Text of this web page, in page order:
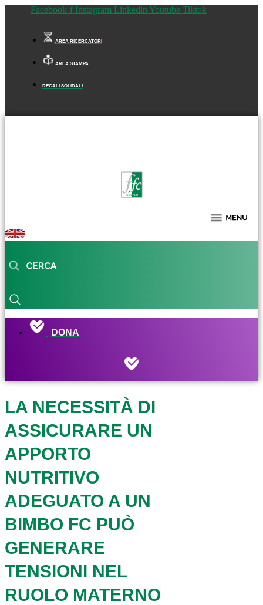
Facebook-f Instagram Linkedin Youtube Tiktok
AREA RICERCATORI
AREA STAMPA
REGALI SOLIDALI
DONA
LA NECESSITÀ DI
ASSICURARE UN
APPORTO
NUTRITIVO
ADEGUATO A UN
BIMBO FC PUÒ
GENERARE
TENSIONI NEL
RUOLO MATERNO